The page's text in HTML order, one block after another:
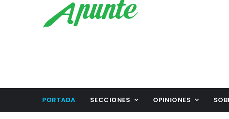
PORTADA SECCIONES OPINIONES